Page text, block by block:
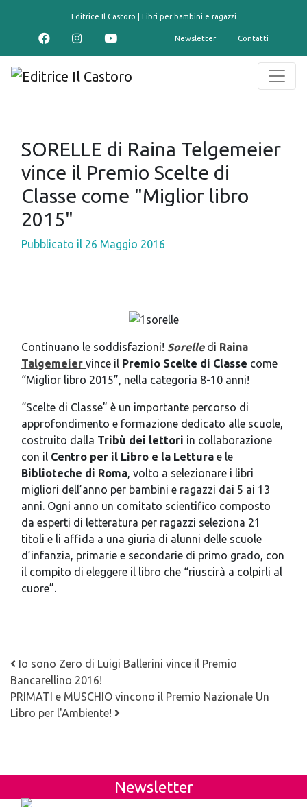
Editrice Il Castoro | Libri per bambini e ragazzi
Newsletter Contatti
SORELLE di Raina Telgemeier
vince il Premio Scelte di
Classe come "Miglior libro
2015"
Pubblicato il 26 Maggio 2016
Continuano le soddisfazioni! Sorelledi Raina
Talgemeier vince il Premio Scelte di Classe come
“Miglior libro 2015”, nella categoria 8-10 anni!
“Scelte di Classe” è un importante percorso di
approfondimento e formazione dedicato alle scuole,
costruito dalla Tribù dei lettori in collaborazione
con il Centro per il Libro e la Lettura e le
Biblioteche di Roma, volto a selezionare i libri
migliori dell’anno per bambini e ragazzi dai 5 ai 13
anni. Ogni anno un comitato scientifico composto
da esperti di letteratura per ragazzi seleziona 21
titoli e li affida a una giuria di alunni delle scuole
d’infanzia, primarie e secondarie di primo grado, con
il compito di eleggere il libro che “riuscirà a colpirli al
cuore”.
Navigazione articoli
Io sono Zero di Luigi Ballerini vince il Premio
Bancarellino 2016!
PRIMATI e MUSCHIO vincono il Premio Nazionale Un
Libro per l'Ambiente!
Newsletter